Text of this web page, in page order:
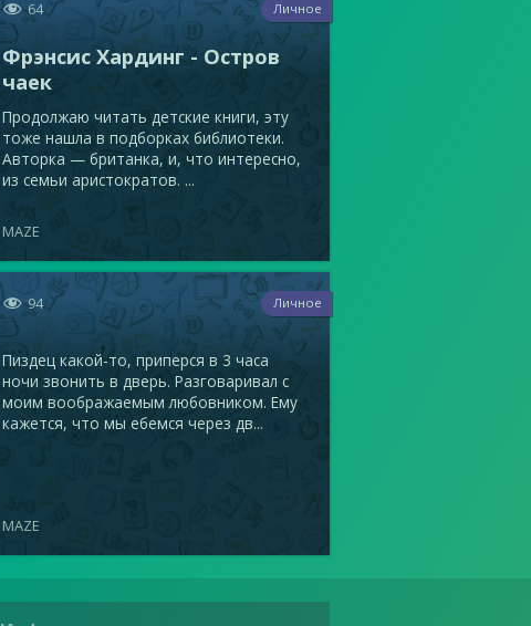
 64 Личное
Фрэнсис Хардинг - Остров
чаек
Продолжаю читать детские книги, эту
тоже нашла в подборках библиотеки.
Авторка — британка, и, что интересно,
из семьи аристократов. ...
MAZE
 94 Личное
Пиздец какой-то, приперся в 3 часа
ночи звонить в дверь. Разговаривал с
моим воображаемым любовником. Ему
кажется, что мы ебемся через дв...
MAZE